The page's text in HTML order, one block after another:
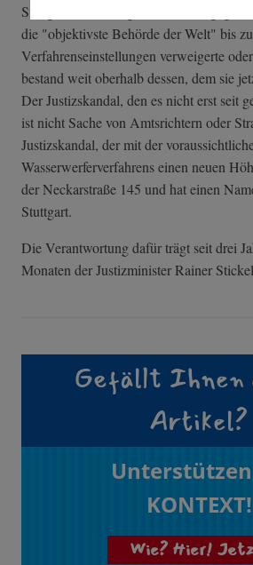
Stuttgart in unzähligen Verfahren gegen
die "objektivste Behörde der Welt" bis
Verfahrenseinstellungen verweigerte
bestand weit oberhalb dessen, dem sie
Der Justizskandal, den es nicht erst seit
ist nicht Sache von Amtsrichtern oder
Justizskandal, der mit der
Wasserwerferverfahrens einen neuen
der Neckarstraße 145 und hat einen
Stuttgart.
Die Verantwortung dafür trägt seit drei
Monaten der Justizminister Rainer
Gefällt Ihnen
Artikel?
Unterstützen
KONTEXT!
Wie? Hier!